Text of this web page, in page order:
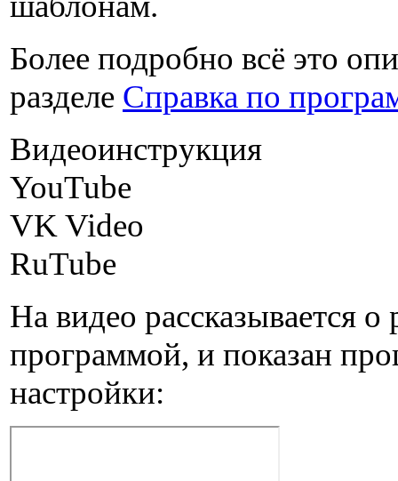
Более подробно всё это
разделе Справка по
Видеоинструкция
YouTube
VK Video
RuTube
На видео рассказывается о
программой, и показан
настройки: